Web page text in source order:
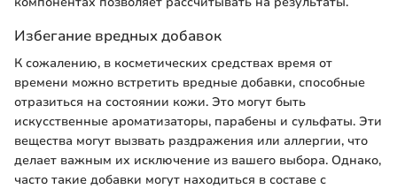
Избегание вредных добавок
К сожалению, в косметических средствах время от
времени можно встретить вредные добавки, способные
отразиться на состоянии кожи. Это могут быть
искусственные ароматизаторы, парабены и сульфаты. Эти
вещества могут вызвать раздражения или аллергии, что
делает важным их исключение из вашего выбора. Однако,
часто такие добавки могут находиться в составе с